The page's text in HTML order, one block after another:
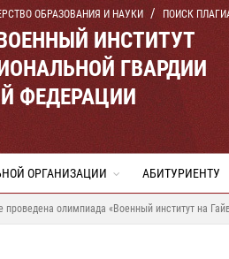
ОБРАЗОВАНИЯ И НАУКИ ПОИСК
ИНСТИТУТ
ГВАРДИИ
ФЕДЕРАЦИИ
ОРГАНИЗАЦИИ АБИТУРИЕНТУ
олимпиада «Военный институт на